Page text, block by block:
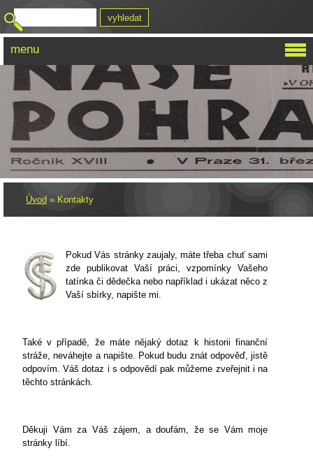
Úvod » Kontakty
Pokud Vás stránky zaujaly, máte třeba chuť sami
zde publikovat Vaší práci, vzpomínky Vašeho
tatínka či dědečka nebo například i ukázat něco z
Vaší sbírky, napište mi.
Také v případě, že máte nějaký dotaz k historii finanční
stráže, neváhejte a napište. Pokud budu znát odpověď, jistě
odpovím. Váš dotaz i s odpovědí pak můžeme zveřejnit i na
těchto stránkách.
Děkuji Vám za Váš zájem, a doufám, že se Vám moje
stránky líbí.
menu